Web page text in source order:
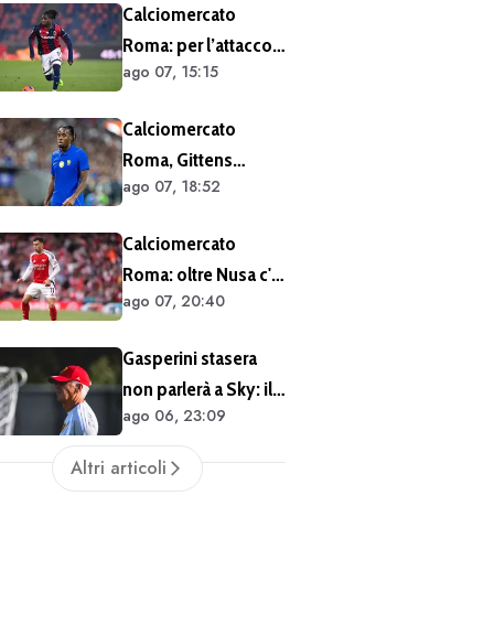
Calciomercato
Roma: per l’attacco
rispunta Rowe. Ecco
Bologna
ago 07, 15:15
Calciomercato
Roma, Gittens
nuovo nome per
operazione fattibile
solo in prestito
ago 07, 18:52
Calciomercato
Roma: oltre Nusa c'è
anche Martinelli
ago 07, 20:40
Gasperini stasera
non parlerà a Sky: il
tecnico impegnato
in meeting di
mercato
ago 06, 23:09
Altri articoli